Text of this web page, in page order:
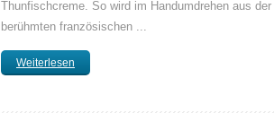
Thunfischcreme. So wird im Handumdrehen aus der
berühmten französischen ...
Weiterlesen